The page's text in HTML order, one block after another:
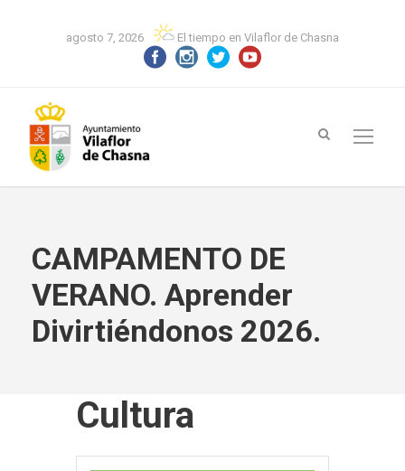
agosto 7, 2026 El tiempo en Vilaflor de Chasna
CAMPAMENTO DE
VERANO. Aprender
Divirtiéndonos 2026.
Cultura